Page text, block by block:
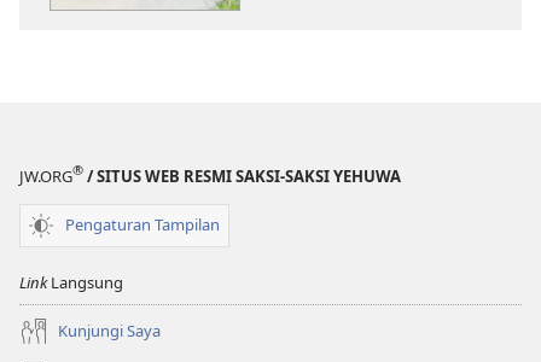
JW.ORG® / SITUS WEB RESMI SAKSI-SAKSI YEHUWA
Pengaturan Tampilan
LinkLangsung
Kunjungi Saya